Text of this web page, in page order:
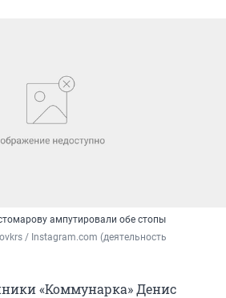
ампутировали обе стопы
/ Instagram.com (деятельность
«Коммунарка» Денис